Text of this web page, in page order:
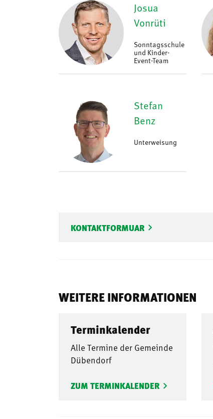
Josua
Vonrüti
Sonntagsschule
und Kinder-
Event-Team
Stefan
Benz
Unterweisung
KONTAKTFORMUAR
WEITERE INFORMATIONEN
Terminkalender
Alle Termine der Gemeinde
Dübendorf
ZUM TERMINKALENDER